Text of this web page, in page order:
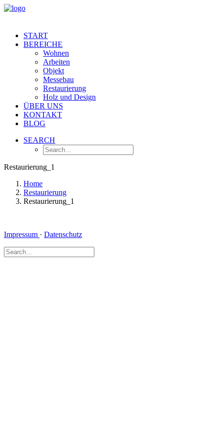
START
BEREICHE
Wohnen
Arbeiten
Objekt
Messebau
Restaurierung
Holz und Design
ÜBER UNS
KONTAKT
BLOG
SEARCH
Restaurierung_1
Home
Restaurierung
Restaurierung_1
Impressum · Datenschutz